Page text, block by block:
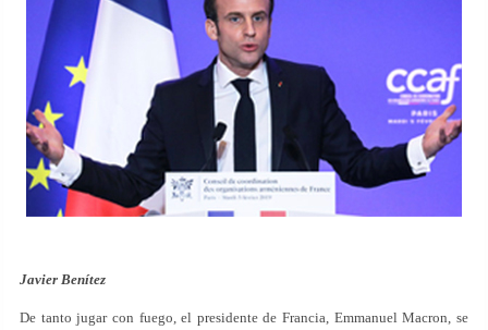
Javier Benítez
De tanto jugar con fuego, el presidente de Francia, Emmanuel Macron, se